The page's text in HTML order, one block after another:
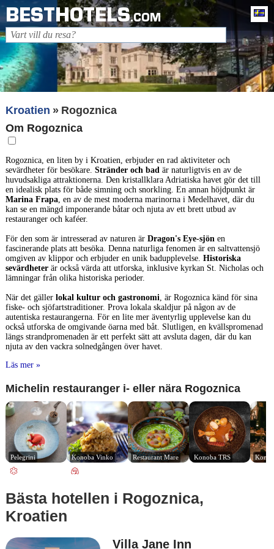
BESTHOTELS.COM
Kroatien
Rogoznica
Om Rogoznica
Rogoznica, en liten by i Kroatien, erbjuder en rad aktiviteter och
sevärdheter för besökare. Stränder och badär naturligtvis en av de
huvudsakliga attraktionerna. Den kristallklara Adriatiska havet gör det till
en idealisk plats för både simning och snorkling. En annan höjdpunkt är
Marina Frapa, en av de mest moderna marinorna i Medelhavet, där du
kan se en mängd imponerande båtar och njuta av ett brett utbud av
restauranger och kaféer.
För den som är intresserad av naturen är Dragon's Eye-sjönen
fascinerande plats att besöka. Denna naturliga fenomen är en saltvattensjö
omgiven av klippor och erbjuder en unik badupplevelse. Historiska
sevärdheterär också värda att utforska, inklusive kyrkan St. Nicholas och
lämningar från olika historiska perioder.
När det gäller lokal kultur och gastronomi, är Rogoznica känd för sina
fiske- och sjöfartstraditioner. Prova lokala skaldjur på någon av de
autentiska restaurangerna. För en lite mer äventyrlig upplevelse kan du
också utforska de omgivande öarna med båt. Slutligen, en kvällspromenad
längs strandpromenaden är ett perfekt sätt att avsluta dagen, där du kan
njuta av den vackra solnedgången över havet.
Läs mer »
Michelin restauranger i- eller nära Rogoznica
Pelegrini Konoba Vinko Restaurant Mare Konoba TRS
Bästa hotellen i Rogoznica,
Kroatien
Villa Jane Inn